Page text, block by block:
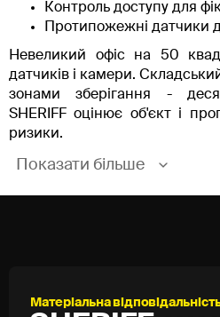
Контроль доступу для
Протипожежні датчики
Невеликий офіс на 50
датчиків і камери.
зонами зберігання -
SHERIFF оцінює об'єкт і
ризики.
Як працює
офісів?
оцінює загрозу. Якщо це
Показати більше
Матеріальна